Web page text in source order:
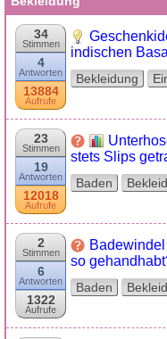
34
Stimmen
4
Antworten
13884
Aufrufe
indischen
Bekleidung
23
Stimmen
19
Antworten
12018
Aufrufe
stets Slips
Baden
2
Stimmen
6
Antworten
1322
Aufrufe
so
Baden